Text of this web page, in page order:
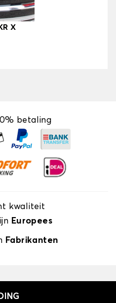
X
betaling
kwaliteit
Europees
Fabrikanten